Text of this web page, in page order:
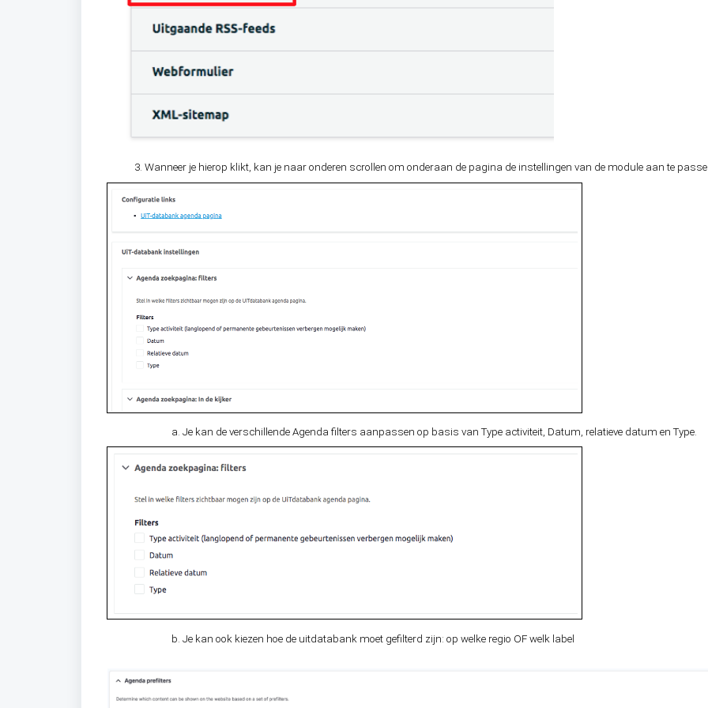
Wanneer je hierop klikt, kan je naar onderen scrollen om onderaan de pagina de instellingen van de module aan te
Je kan de verschillende Agenda filters aanpassen op basis van Type activiteit, Datum, relatieve datum en Type.
Je kan ook kiezen hoe de uitdatabank moet gefilterd zijn: op welke regio OF welk label